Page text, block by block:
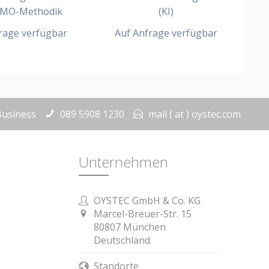
Methodik
verfügbar
(KI)
Auf Anfrage verfügbar
089 5908 1230 mail ( at ) oystec.com
Unternehmen
OYSTEC GmbH & Co. KG
Marcel-Breuer-Str. 15
80807 München
Deutschland
Standorte